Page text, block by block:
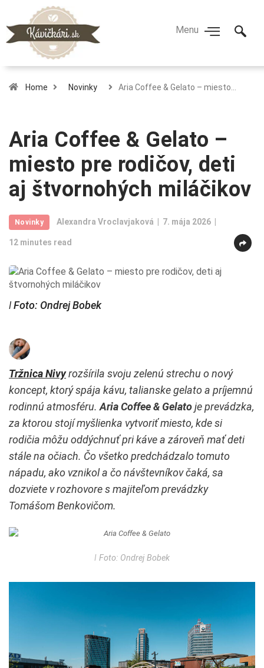
Home Novinky Aria Coffee & Gelato – miesto…
Aria Coffee & Gelato –
miesto pre rodičov, deti
aj štvornohých miláčikov
Novinky Alexandra Vroclavjaková 7. mája 2026
12 minutes read
ǀ Foto: Ondrej Bobek
Tržnica Nivyrozšírila svoju zelenú strechu o nový
koncept, ktorý spája kávu, talianske gelato a príjemnú
rodinnú atmosféru.Aria Coffee & Gelatoje prevádzka,
za ktorou stojí myšlienka vytvoriť miesto, kde si
rodičia môžu oddýchnuť pri káve a zároveň mať deti
stále na očiach. Čo všetko predchádzalo tomuto
nápadu, ako vznikol a čo návštevníkov čaká, sa
dozviete v rozhovore s majiteľom prevádzky
Tomášom Benkovičom.
ǀ Foto: Ondrej Bobek